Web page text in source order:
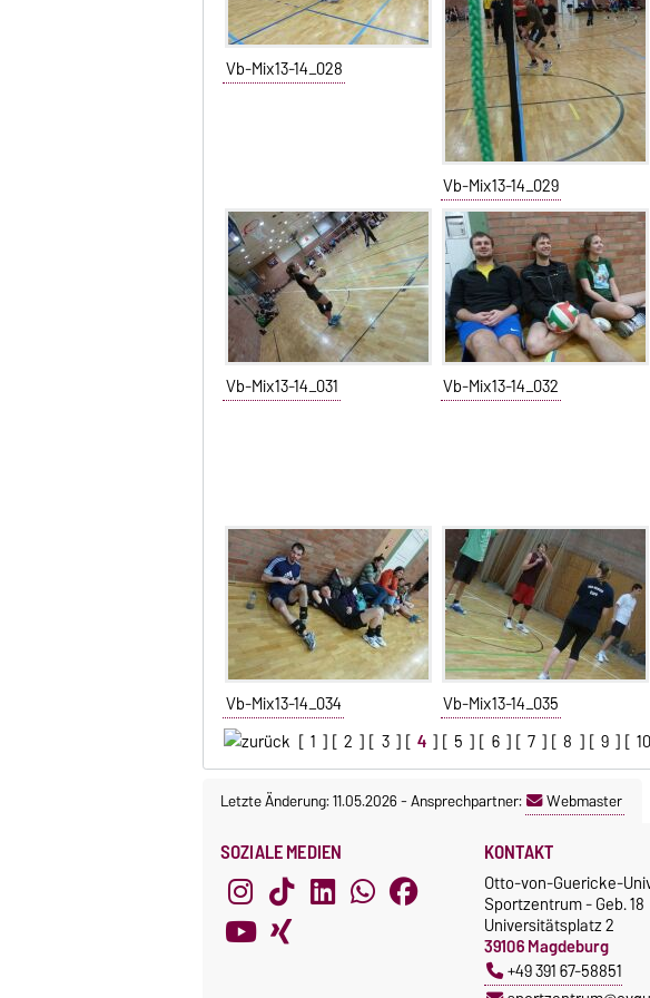
Vb-Mix13-14_028
Vb-Mix13-14_029
Vb-Mix13-14_031 Vb-Mix13-14_032
Vb-Mix13-14_034 Vb-Mix13-14_035
[ 1 ] [ 2 ] [ 3 ] [ 4 ] [ 5 ] [ 6 ] [ 7 ] [ 8 ] [ 9 ] [ 10
Letzte Änderung: 11.05.2026-Ansprechpartner: Webmaster
SOZIALE MEDIEN KONTAKT
Otto-von-Guericke-
Sportzentrum - Geb. 18
Universitätsplatz 2
39106 Magdeburg
+49 391 67-58851